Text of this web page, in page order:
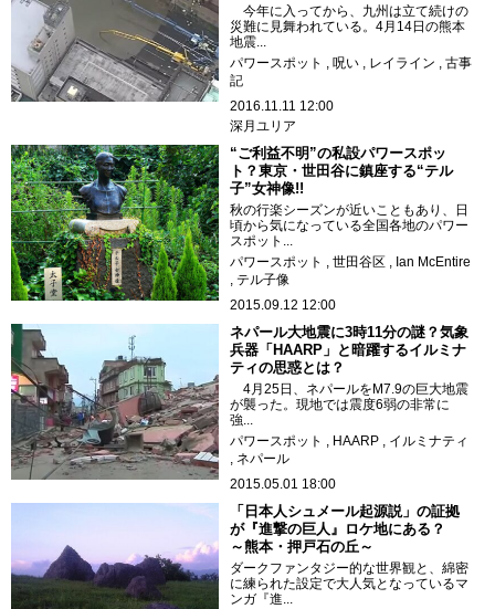
今年に入ってから、九州は立て続けの
災難に見舞われている。4月14日の熊本
地震...
パワースポット
呪い レイライン
古事
記
2016.11.11 12:00
深月ユリア
“ご利益不明”の私設パワースポッ
ト？東京・世田谷に鎮座する“テル
子”女神像!!
秋の行楽シーズンが近いこともあり、日
頃から気になっている全国各地のパワー
スポット...
パワースポット
世田谷区
Ian McEntire
テル子像
2015.09.12 12:00
ネパール大地震に3時11分の謎？気象
兵器「HAARP」と暗躍するイルミナ
ティの思惑とは？
4月25日、ネパールをM7.9の巨大地震
が襲った。現地では震度6弱の非常に
強...
パワースポット
HAARP
イルミナティ
ネパール
2015.05.01 18:00
「日本人シュメール起源説」の証拠
が『進撃の巨人』ロケ地にある？
～熊本・押戸石の丘～
ダークファンタジー的な世界観と、綿密
に練られた設定で大人気となっているマ
ンガ『進...